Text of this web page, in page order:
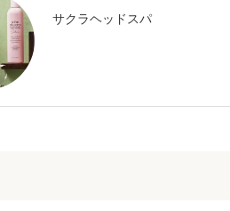
サクラヘッドスパ